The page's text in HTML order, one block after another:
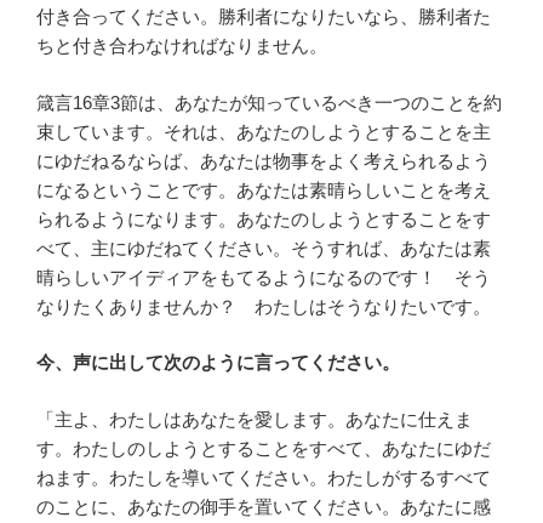
付き合ってください。勝利者になりたいなら、勝利者た
ちと付き合わなければなりません。
箴言16章3節は、あなたが知っているべき一つのことを約
束しています。それは、あなたのしようとすることを主
にゆだねるならば、あなたは物事をよく考えられるよう
になるということです。あなたは素晴らしいことを考え
られるようになります。あなたのしようとすることをす
べて、主にゆだねてください。そうすれば、あなたは素
晴らしいアイディアをもてるようになるのです！ そう
なりたくありませんか？ わたしはそうなりたいです。
今、声に出して次のように言ってください。
「主よ、わたしはあなたを愛します。あなたに仕えま
す。わたしのしようとすることをすべて、あなたにゆだ
ねます。わたしを導いてください。わたしがするすべて
のことに、あなたの御手を置いてください。あなたに感